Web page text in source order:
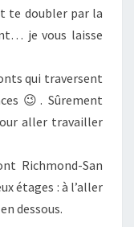
te doubler par la
je vous laisse
qui traversent
😉. Sûrement
aller travailler
Richmond-San
étages : à l’aller
dessous.